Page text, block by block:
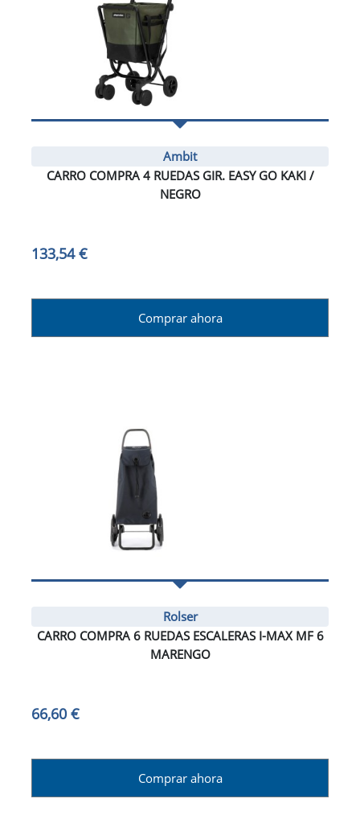
Ambit
CARRO COMPRA 4 RUEDAS GIR. EASY GO KAKI /
NEGRO
133,54 €
Comprar ahora
Rolser
CARRO COMPRA 6 RUEDAS ESCALERAS I-MAX MF 6
MARENGO
66,60 €
Comprar ahora